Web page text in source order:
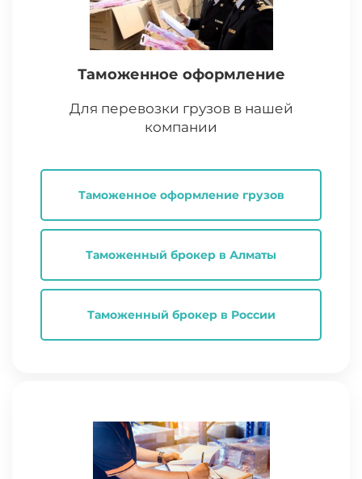
Таможенное оформление
Для перевозки грузов в нашей
компании
Таможенное оформление грузов
Таможенный брокер в Алматы
Таможенный брокер в России